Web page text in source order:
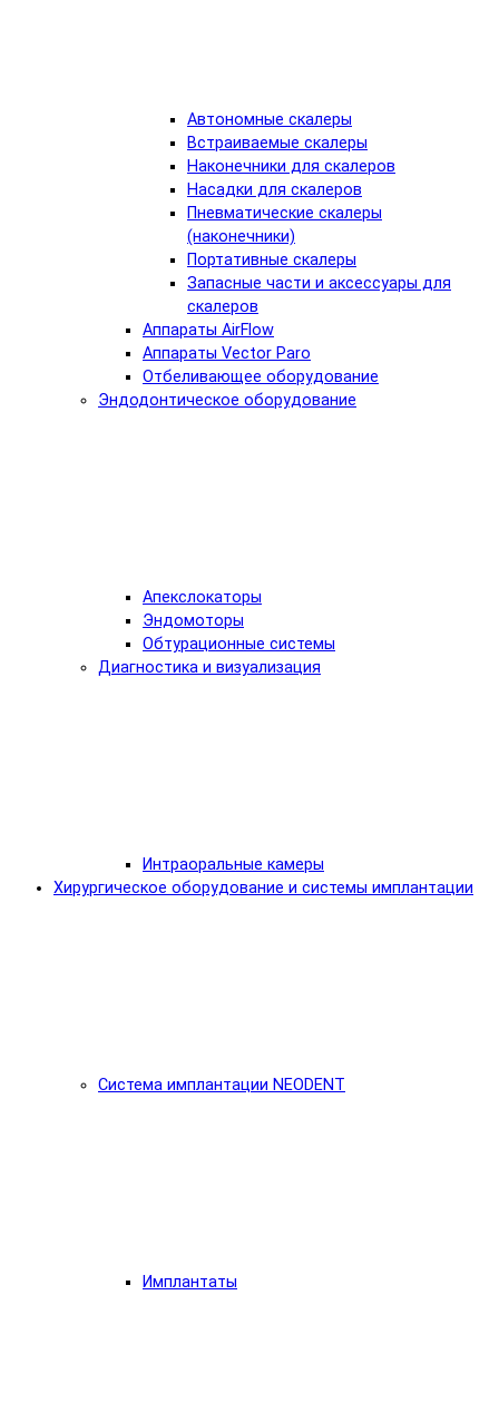
Автономные скалеры
Встраиваемые скалеры
Наконечники для скалеров
Насадки для скалеров
Пневматические скалеры
(наконечники)
Портативные скалеры
Запасные части и аксессуары для
скалеров
Аппараты AirFlow
Аппараты Vector Paro
Отбеливающее оборудование
Эндодонтическое оборудование
Апекслокаторы
Эндомоторы
Обтурационные системы
Диагностика и визуализация
Интраоральные камеры
Хирургическое оборудование и системы имплантации
Система имплантации NEODENT
Имплантаты